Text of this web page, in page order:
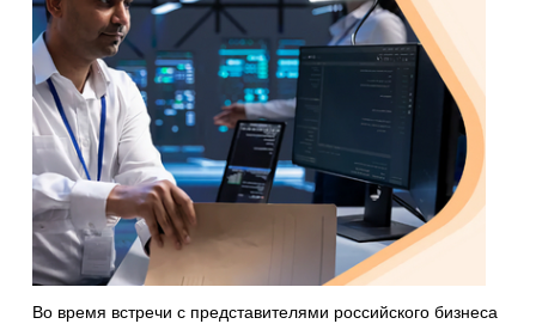
Во время встречи с представителями российского бизнеса